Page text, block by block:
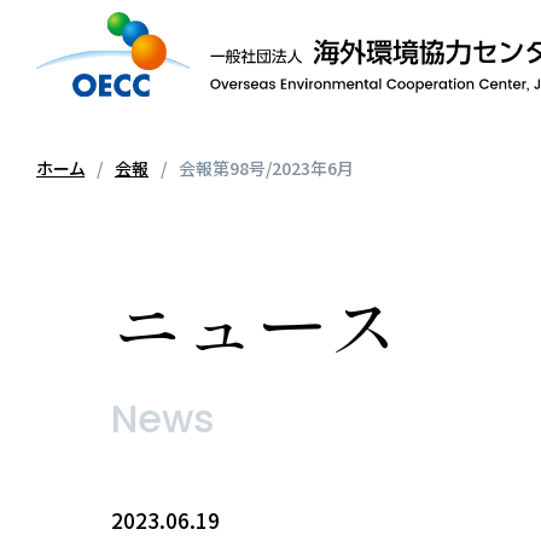
ホーム 会報 会報第98号/2023年6月
ニュース
News
2023.06.19